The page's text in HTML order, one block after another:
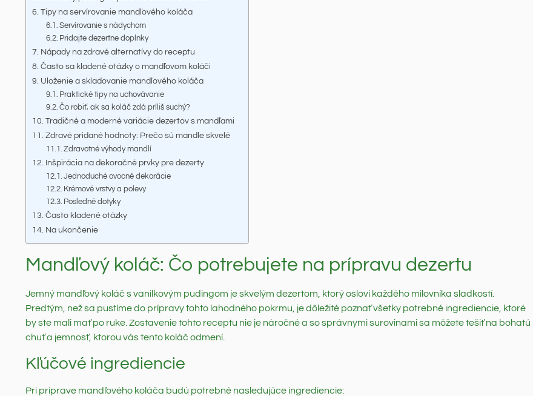
Tipy na servírovanie mandľového koláča
Servírovanie s nádychom
Pridajte dezertne doplnky
Nápady na zdravé alternatívy do receptu
Často sa kladené otázky o mandľovom koláči
Uloženie a skladovanie mandľového koláča
Praktické tipy na uchovávanie
Čo robiť, ak sa koláč zdá príliš suchý?
Tradičné a moderné variácie dezertov s mandľami
Zdravé pridané hodnoty: Prečo sú mandle skvelé
Zdravotné výhody mandlí
Inšpirácia na dekoračné prvky pre dezerty
Jednoduché ovocné dekorácie
Krémové vrstvy a polevy
Posledné dotyky
Často kladené otázky
Na ukončenie
Mandľový koláč: Čo potrebujete na prípravu dezertu
Jemný mandľový koláč s vanilkovým pudingom je skvelým dezertom, ktorý osloví každého milovníka sladkostí.
Predtým, než sa pustíme do prípravy tohto lahodného pokrmu, je dôležité poznať všetky potrebné ingrediencie, ktoré
by ste mali mať po ruke. Zostavenie tohto receptu nie je náročné a so správnymi surovinami sa môžete tešiť na bohatú
chuť a jemnosť, ktorou vás tento koláč odmení.
Kľúčové ingrediencie
Pri príprave mandľového koláča budú potrebné nasledujúce ingrediencie: